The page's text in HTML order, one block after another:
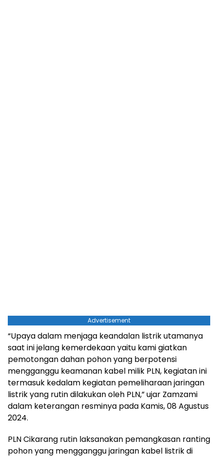
Advertisement
“Upaya dalam menjaga keandalan listrik utamanya
saat ini jelang kemerdekaan yaitu kami giatkan
pemotongan dahan pohon yang berpotensi
mengganggu keamanan kabel milik PLN, kegiatan ini
termasuk kedalam kegiatan pemeliharaan jaringan
listrik yang rutin dilakukan oleh PLN,” ujar Zamzami
dalam keterangan resminya pada Kamis, 08 Agustus
2024.
PLN Cikarang rutin laksanakan pemangkasan ranting
pohon yang mengganggu jaringan kabel listrik di